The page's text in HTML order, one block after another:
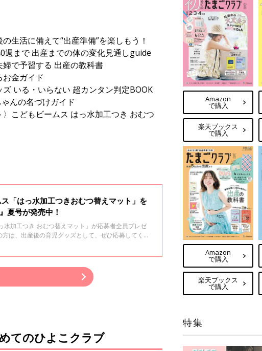
生活に備えて“出産準備”を楽しもう！
まで 出産までの体の変化見通しguide
で予習する 出産の教科書
金ガイド
いる・いらない 超カンタン判定BOOK
んの名づけガイド
こどもビームス はっ水加工つき おむつ
「はっ水加工つきおむつ替えマット」を
夏号が発売中！
水加工つき おむつ替えマット」が応募者全員プレゼ
は、出産後の育児グッズとして、ぜひ応募してくだ
てのひよこクラブ
Amazon
で購入
楽天ブックス
で購入
Amazon
で購入
楽天ブックス
で購入
特集